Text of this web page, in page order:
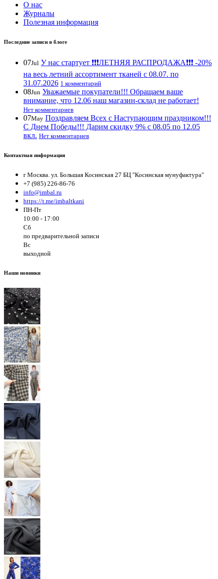
О нас
Журналы
Полезная информация
Последние записи в блоге
07Jul У нас стартует ❗️❗️❗️ЛЕТНЯЯ РАСПРОДАЖА❗️❗️❗️ -20%
на весь летний ассортимент тканей с 08.07. по
31.07.2026 1 комментарий
08Jun Уважаемые покупатели!!! Обращаем ваше
внимание, что 12.06 наш магазин-склад не работает!
Нет комментариев
07May Поздравляем Всех с Наступающим праздником!!!
С Днем Победы!!! Дарим скидку 9% с 08.05 по 12.05
вкл. Нет комментариев
Контактная информация
г Москва. ул. Большая Косинская 27 БЦ "Косинская мунуфактура"
+7 (985) 226-86-76
info@imbal.ru
https://t.me/imbaltkani
ПН-Пт
10:00 - 17:00
Сб
по предварительной записи
Вс
выходной
Наши новинки